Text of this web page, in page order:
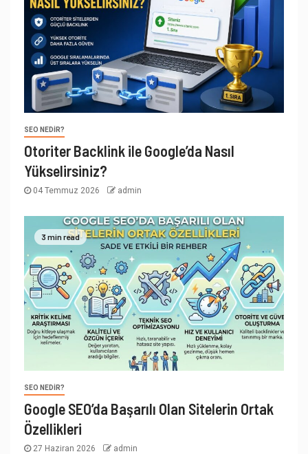
SEO NEDIR?
Otoriter Backlink ile Google’da Nasıl
Yükselirsiniz?
04 Temmuz 2026 admin
3 min read
SEO NEDIR?
Google SEO’da Başarılı Olan Sitelerin Ortak
Özellikleri
27 Haziran 2026 admin